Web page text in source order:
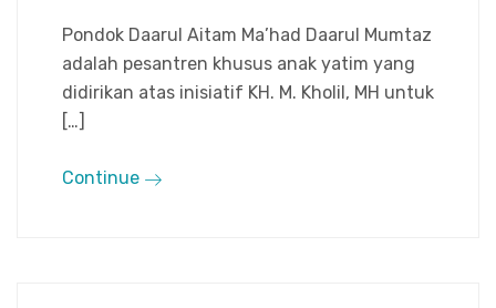
Pondok Daarul Aitam Ma’had Daarul Mumtaz
adalah pesantren khusus anak yatim yang
didirikan atas inisiatif KH. M. Kholil, MH untuk
[…]
Continue